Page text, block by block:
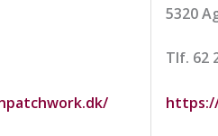
5320
Tlf. 62